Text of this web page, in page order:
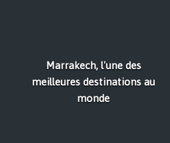
Marrakech, l'une des
meilleures destinations au
monde